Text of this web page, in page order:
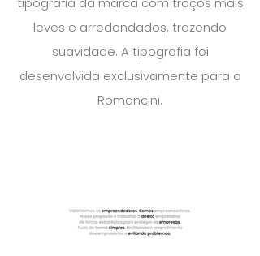
leves e arredondados, trazendo
suavidade. A tipografia foi
desenvolvida exclusivamente para a
Romancini.